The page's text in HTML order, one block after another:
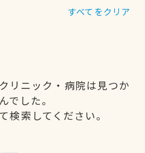
すべてをクリア
リニック・病院は見つか
でした。
検索してください。